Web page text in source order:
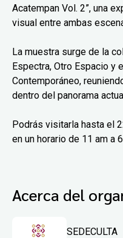
Acatempan Vol. 2”, una
visual entre ambas
La muestra surge de la
Espectra, Otro Espacio y
Contemporáneo,
dentro del panorama
Podrás visitarla hasta el
en un horario de 11 am a
Acerca del
SEDECULTA